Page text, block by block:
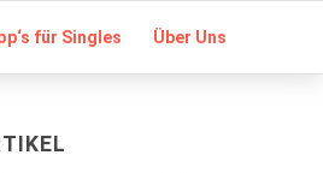
für Singles Über Uns